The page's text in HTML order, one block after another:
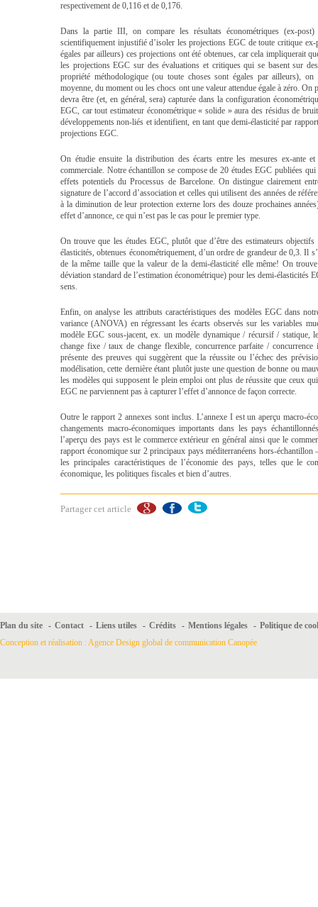
respectivement de 0,116 et de 0,176.
Dans la partie III, on compare les résultats économétriques (ex-
scientifiquement injustifié d’isoler les projections EGC de toute critique ex-
égales par ailleurs) ces projections ont été obtenues, car cela impliquerait
les projections EGC sur des évaluations et critiques qui se basent sur
propriété méthodologique (ou toute choses sont égales par ailleurs),
moyenne, du moment ou les chocs ont une valeur attendue égale à zéro.
devra être (et, en général, sera) capturée dans la configuration
EGC, car tout estimateur économétrique « solide » aura des résidus de
développements non-liés et identifient, en tant que demi-élasticité par
projections EGC.
On étudie ensuite la distribution des écarts entre les mesures ex-ante
commerciale. Notre échantillon se compose de 20 études EGC publiées
effets potentiels du Processus de Barcelone. On distingue clairement
signature de l’accord d’association et celles qui utilisent des années de
à la diminution de leur protection externe lors des douze prochaines
effet d’annonce, ce qui n’est pas le cas pour le premier type.
On trouve que les études EGC, plutôt que d’être des estimateurs
élasticités, obtenues économétriquement, d’un ordre de grandeur de 0,3. Il
de la même taille que la valeur de la demi-élasticité elle même! On
déviation standard de l’estimation économétrique) pour les demi-élasticités
sens.
Enfin, on analyse les attributs caractéristiques des modèles EGC dans
variance (ANOVA) en régressant les écarts observés sur les variables
modèle EGC sous-jacent, ex. un modèle dynamique / récursif /
change fixe / taux de change flexible, concurrence parfaite /
présente des preuves qui suggèrent que la réussite ou l’échec des
modélisation, cette dernière étant plutôt juste une question de bonne ou
les modèles qui supposent le plein emploi ont plus de réussite que ceux
EGC ne parviennent pas à capturer l’effet d’annonce de façon correcte.
Outre le rapport 2 annexes sont inclus. L’annexe I est un aperçu macro-
changements macro-économiques importants dans les pays
l’aperçu des pays est le commerce extérieur en général ainsi que le
rapport économique sur 2 principaux pays méditerranéens hors-
les principales caractéristiques de l’économie des pays, telles que le
économique, les politiques fiscales et bien d’autres.
Partager cet article
Plan du site - Contact - Liens utiles - Crédits - Mentions légales - Politique de
Conception et réalisation : Agence Design global de communication Canopée